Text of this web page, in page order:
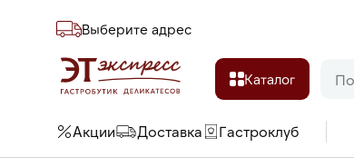
Выберите адреc
Каталог
Акции Доставка Гастроклуб